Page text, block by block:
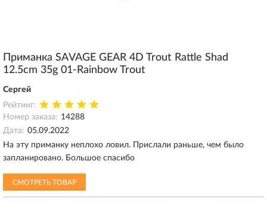
Приманка SAVAGE GEAR 4D Trout Rattle Shad
12.5cm 35g 01-Rainbow Trout
Сергей
Рейтинг:
Номер заказа: 14288
Дата: 05.09.2022
На эту приманку неплохо ловил. Прислали раньше, чем было
запланировано. Большое спасибо
СМОТРЕТЬ ТОВАР